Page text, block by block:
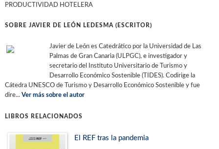
PRODUCTIVIDAD HOTELERA
SOBRE JAVIER DE LEÓN LEDESMA (ESCRITOR)
Javier de León es Catedrático por la Universidad de Las
Palmas de Gran Canaria (ULPGC), e investigador y
secretario del Instituto Universitario de Turismo y
Desarrollo Económico Sostenible (TIDES). Codirige la
Cátedra UNESCO de Turismo y Desarrollo Económico Sostenible y fue
dire... Ver más sobre el autor
LIBROS RELACIONADOS
El REF tras la pandemia